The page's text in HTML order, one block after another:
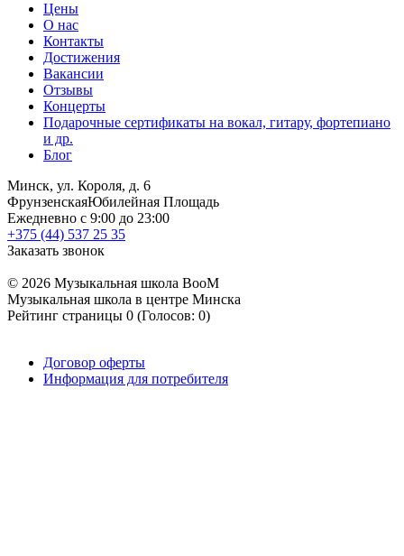
Цены
О нас
Контакты
Достижения
Вакансии
Отзывы
Концерты
Подарочные сертификаты на вокал, гитару, фортепиано
и др.
Блог
Минск, ул. Короля, д. 6
ФрунзенскаяЮбилейная Площадь
Ежедневно с 9:00 до 23:00
+375 (44) 537 25 35
Заказать звонок
© 2026 Музыкальная школа BooM
Музыкальная школа в центре Минска
Рейтинг страницы 0 (Голосов: 0)
Договор оферты
Информация для потребителя